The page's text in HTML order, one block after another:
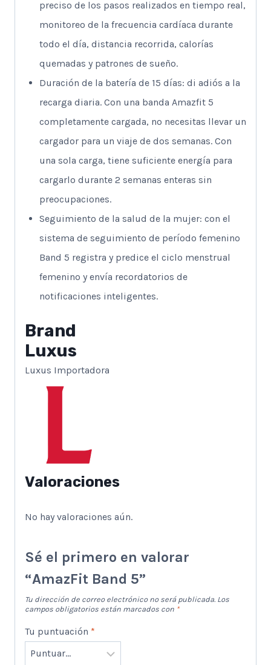
preciso de los pasos realizados en tiempo real,
monitoreo de la frecuencia cardíaca durante
todo el día, distancia recorrida, calorías
quemadas y patrones de sueño.
Duración de la batería de 15 días: di adiós a la
recarga diaria. Con una banda Amazfit 5
completamente cargada, no necesitas llevar un
cargador para un viaje de dos semanas. Con
una sola carga, tiene suficiente energía para
cargarlo durante 2 semanas enteras sin
preocupaciones.
Seguimiento de la salud de la mujer: con el
sistema de seguimiento de período femenino
Band 5 registra y predice el ciclo menstrual
femenino y envía recordatorios de
notificaciones inteligentes.
Brand
Luxus
Luxus Importadora
Valoraciones
No hay valoraciones aún.
Sé el primero en valorar
“AmazFit Band 5”
Tu dirección de correo electrónico no será publicada. Los
campos obligatorios están marcados con *
Tu puntuación *